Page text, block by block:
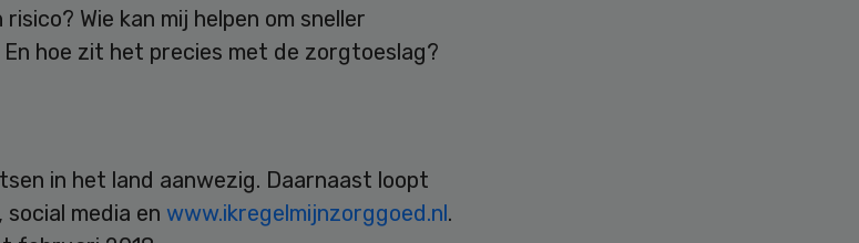
Wie kan mij helpen om sneller
hoe zit het precies met de zorgtoeslag?
in het land aanwezig. Daarnaast loopt
media en www.ikregelmijnzorggoed.nl.